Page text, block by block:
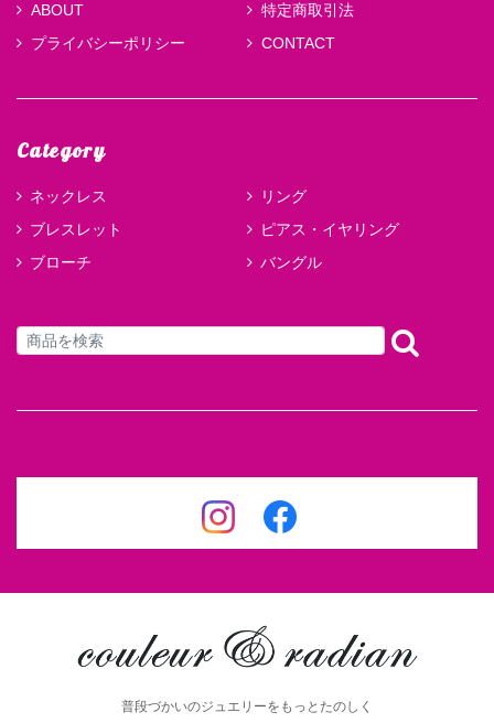
ABOUT
特定商取引法
プライバシーポリシー
CONTACT
Category
ネックレス
リング
ブレスレット
ピアス・イヤリング
ブローチ
バングル
普段づかいのジュエリーをもっとたのしく